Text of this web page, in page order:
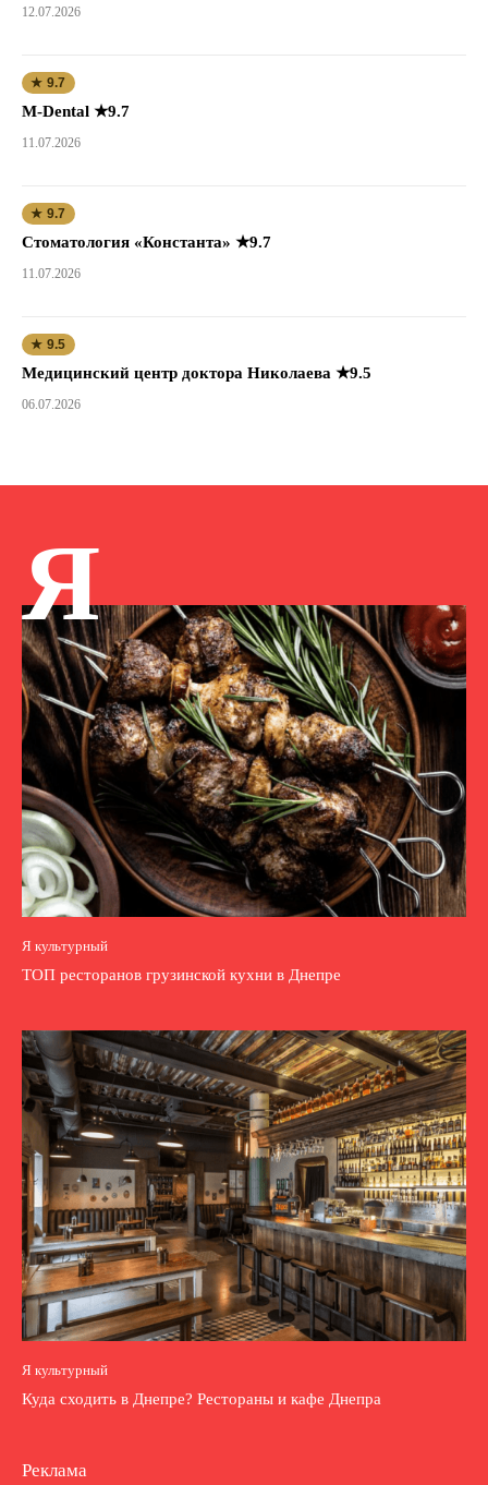
12.07.2026
★ 9.7
M-Dental ★9.7
11.07.2026
★ 9.7
Стоматология «Константа» ★9.7
11.07.2026
★ 9.5
Медицинский центр доктора Николаева ★9.5
06.07.2026
Я
Я культурный
ТОП ресторанов грузинской кухни в Днепре
Я культурный
Куда сходить в Днепре? Рестораны и кафе Днепра
Реклама